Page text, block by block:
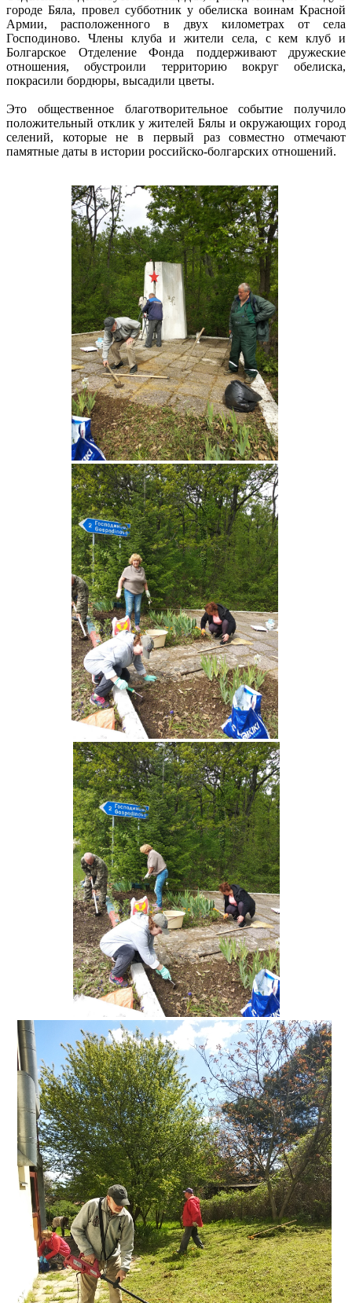
городе Бяла, провел субботник у обелиска воинам Красной
Армии, расположенного в двух километрах от села
Господиново. Члены клуба и жители села, с кем клуб и
Болгарское Отделение Фонда поддерживают дружеские
отношения, обустроили территорию вокруг обелиска,
покрасили бордюры, высадили цветы.
Это общественное благотворительное событие получило
положительный отклик у жителей Бялы и окружающих город
селений, которые не в первый раз совместно отмечают
памятные даты в истории российско-болгарских отношений.